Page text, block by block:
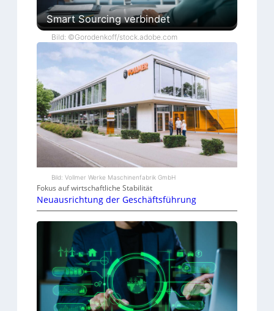
Smart Sourcing verbindet
Bild: ©Gorodenkoff/stock.adobe.com
Bild: Vollmer Werke Maschinenfabrik GmbH
Fokus auf wirtschaftliche Stabilität
Neuausrichtung der Geschäftsführung